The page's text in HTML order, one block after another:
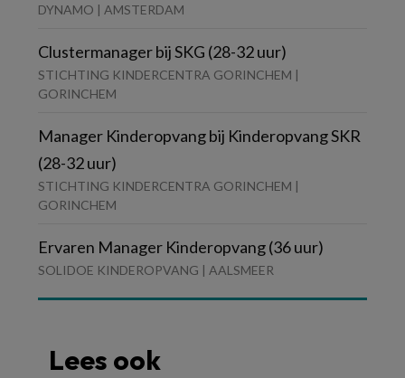
DYNAMO | AMSTERDAM
Clustermanager bij SKG (28-32 uur)
STICHTING KINDERCENTRA GORINCHEM |
GORINCHEM
Manager Kinderopvang bij Kinderopvang SKR
(28-32 uur)
STICHTING KINDERCENTRA GORINCHEM |
GORINCHEM
Ervaren Manager Kinderopvang (36 uur)
SOLIDOE KINDEROPVANG | AALSMEER
Lees ook